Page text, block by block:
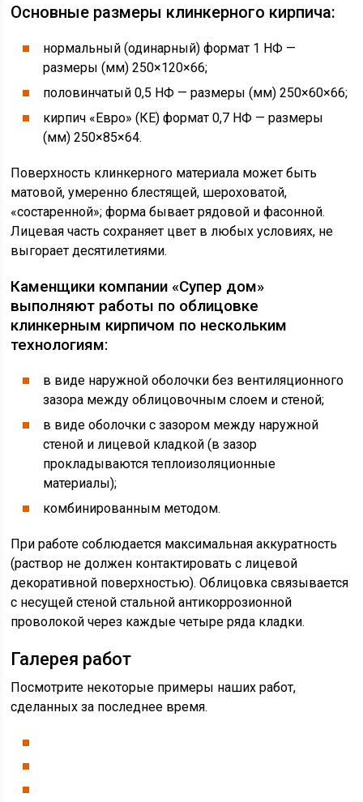
Основные размеры клинкерного кирпича:
нормальный (одинарный) формат 1 НФ —
размеры (мм) 250×120×66;
половинчатый 0,5 НФ — размеры (мм) 250×60×66;
кирпич «Евро» (КЕ) формат 0,7 НФ — размеры
(мм) 250×85×64.
Поверхность клинкерного материала может быть
матовой, умеренно блестящей, шероховатой,
«состаренной»; форма бывает рядовой и фасонной.
Лицевая часть сохраняет цвет в любых условиях, не
выгорает десятилетиями.
Каменщики компании «Супер дом»
выполняют работы по облицовке
клинкерным кирпичом по нескольким
технологиям:
в виде наружной оболочки без вентиляционного
зазора между облицовочным слоем и стеной;
в виде оболочки с зазором между наружной
стеной и лицевой кладкой (в зазор
прокладываются теплоизоляционные
материалы);
комбинированным методом.
При работе соблюдается максимальная аккуратность
(раствор не должен контактировать с лицевой
декоративной поверхностью). Облицовка связывается
с несущей стеной стальной антикоррозионной
проволокой через каждые четыре ряда кладки.
Галерея работ
Посмотрите некоторые примеры наших работ,
сделанных за последнее время.